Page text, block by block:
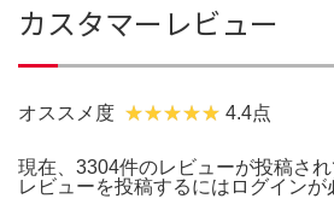
カスタマーレビュー
オススメ度 4.4点
現在、3304件のレビューが投稿され
レビューを投稿するには ログインが